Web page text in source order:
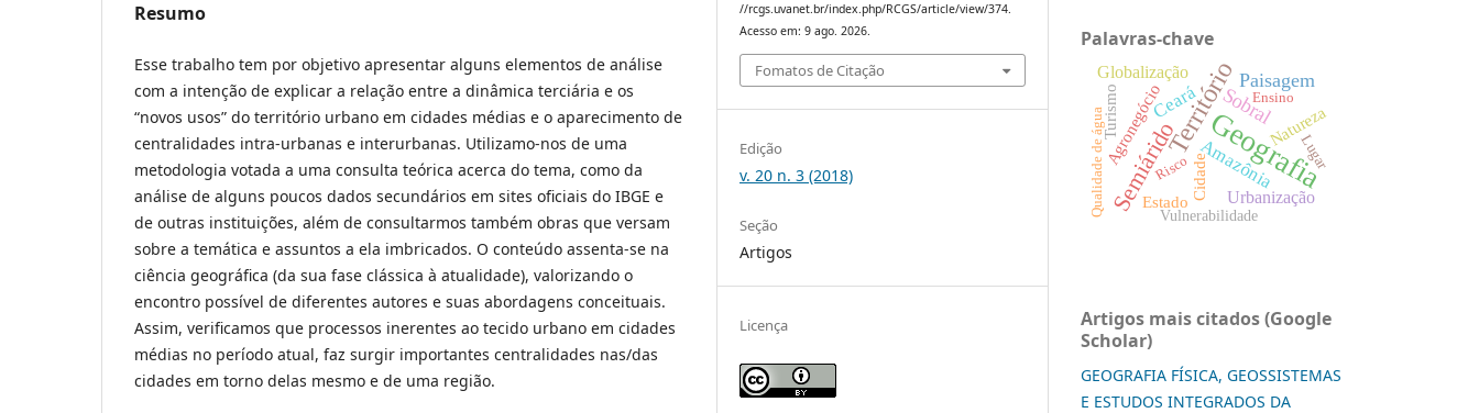
Resumo
Esse trabalho tem por objetivo apresentar alguns elementos de análise
com a intenção de explicar a relação entre a dinâmica terciária e os
“novos usos” do território urbano em cidades médias e o aparecimento de
centralidades intra-urbanas e interurbanas. Utilizamo-nos de uma
metodologia votada a uma consulta teórica acerca do tema, como da
análise de alguns poucos dados secundários em sites oficiais do IBGE e
de outras instituições, além de consultarmos também obras que versam
sobre a temática e assuntos a ela imbricados. O conteúdo assenta-se na
ciência geográfica (da sua fase clássica à atualidade), valorizando o
encontro possível de diferentes autores e suas abordagens conceituais.
Assim, verificamos que processos inerentes ao tecido urbano em cidades
médias no período atual, faz surgir importantes centralidades nas/das
cidades em torno delas mesmo e de uma região.
//rcgs.uvanet.br/index.php/RCGS/article/view/374.
Acesso em: 9 ago. 2026.
Fomatos de Citação
Edição
v. 20 n. 3 (2018)
Seção
Artigos
Licença
Palavras-chave
Geografia
Território
Semiárido
Sobral
Paisagem
Ceará
Amazônia
Globalização
Urbanização
Agronegócio
Turismo
Cidade
Natureza
Estado
Vulnerabilidade
Lugar
Qualidade de água Risco
Ensino
Artigos mais citados (Google
Scholar)
GEOGRAFIA FÍSICA, GEOSSISTEMAS
E ESTUDOS INTEGRADOS DA